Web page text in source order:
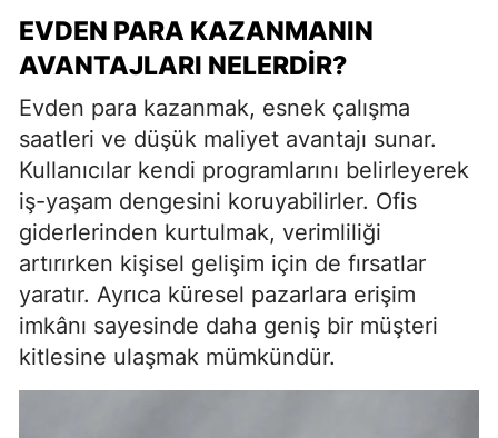
EVDEN PARA KAZANMANIN
AVANTAJLARI NELERDIR?
Evden para kazanmak, esnek çalışma
saatleri ve düşük maliyet avantajı sunar.
Kullanıcılar kendi programlarını belirleyerek
iş-yaşam dengesini koruyabilirler. Ofis
giderlerinden kurtulmak, verimliliği
artırırken kişisel gelişim için de fırsatlar
yaratır. Ayrıca küresel pazarlara erişim
imkânı sayesinde daha geniş bir müşteri
kitlesine ulaşmak mümkündür.